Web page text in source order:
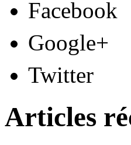
Facebook
Google+
Twitter
Articles